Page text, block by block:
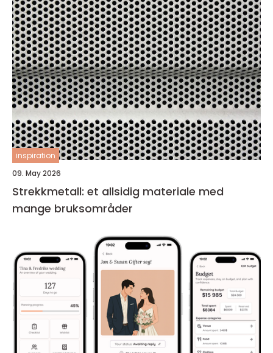
inspiration
09. May 2026
Strekkmetall: et allsidig materiale med
mange bruksområder